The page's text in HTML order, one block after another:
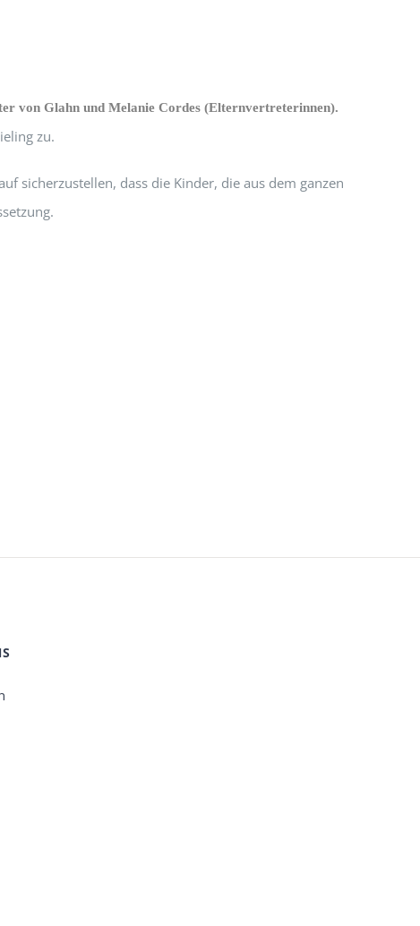
von Glahn und Melanie Cordes (Elternvertreterinnen).
zu.
sicherzustellen, dass die Kinder, die aus dem ganzen